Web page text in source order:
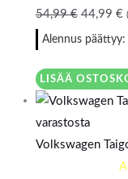
54,99€ 44,99 €
Alennus päättyy:
LISÄÄ
varastosta
Volkswagen